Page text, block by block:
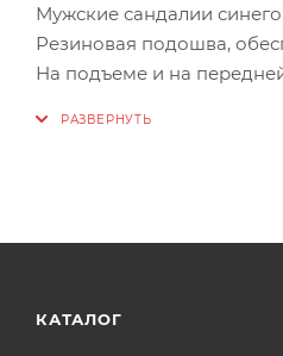
Мужские сандалии
Резиновая подошва,
На подъеме и на
КАТАЛОГ